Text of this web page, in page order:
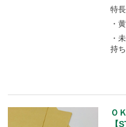
特長
・
・
持ち
Ｏ
【